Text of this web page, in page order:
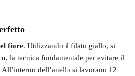
fiore. Utilizzando il filato giallo, si
, la tecnica fondamentale per evitare il
dell’anello si lavorano 12